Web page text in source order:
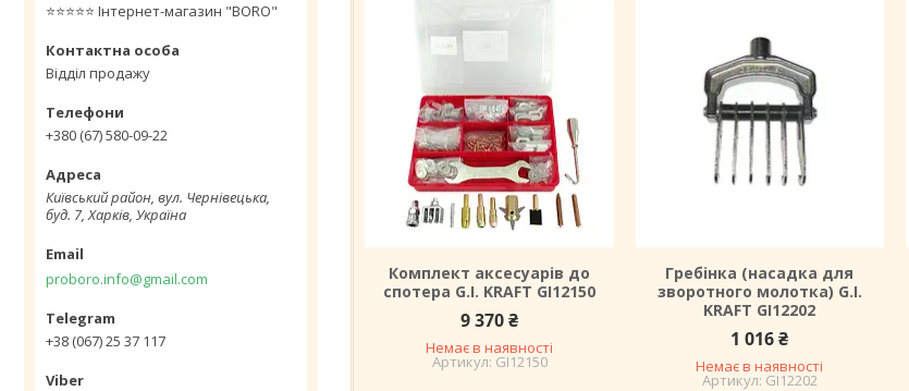
⭐️⭐️⭐️⭐️⭐️ Інтернет-магазин "BORO"
Відділ продажу
+380 (67) 580-09-22
Київський район, вул. Чернівецька,
буд. 7, Харків, Україна
proboro.info@gmail.com
+38 (067) 25 37 117
Комплект аксесуарів до
спотера G.I. KRAFT GI12150
9 370 ₴
Немає в наявності
GI12150
Гребінка (насадка для
зворотного молотка) G.I.
KRAFT GI12202
1 016 ₴
Немає в наявності
GI12202